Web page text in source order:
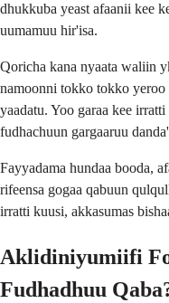
dhukkuba yeast afaanii kee
uumamuu hir'isa.
Qoricha kana nyaata waliin
namoonni tokko tokko
yaadatu. Yoo garaa kee
fudhachuun gargaaruu
Fayyadama hundaa booda,
rifeensa gogaa qabuun
irratti kuusi, akkasumas
Aklidiniyumiifi
Fudhadhuu